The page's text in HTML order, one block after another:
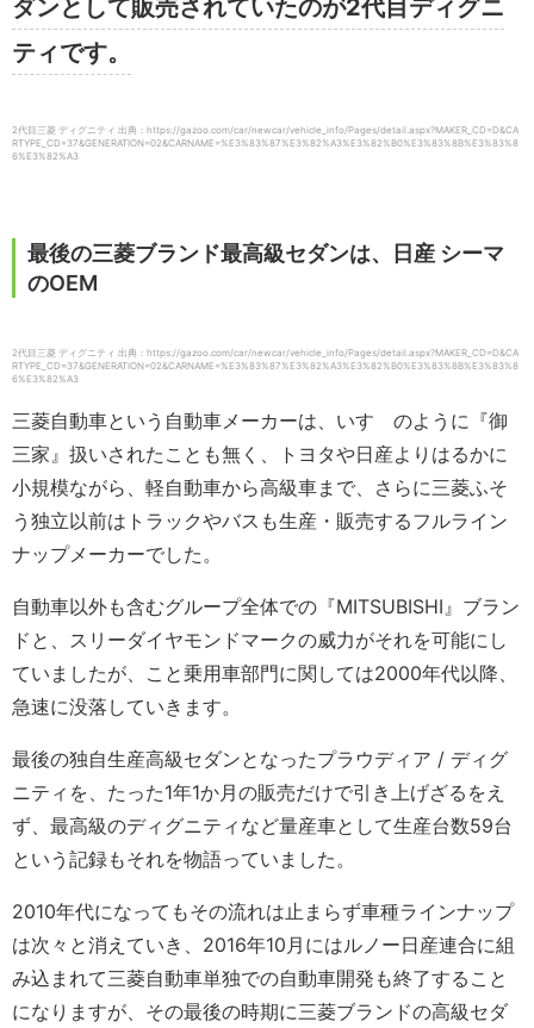
ダンとして販売されていたのが2代目ディグニ
ティです。
2代目三菱 ディグニティ 出典：https://gazoo.com/car/newcar/vehicle_info/Pages/detail.aspx?MAKER_CD=D&CA
RTYPE_CD=37&GENERATION=02&CARNAME=%E3%83%87%E3%82%A3%E3%82%B0%E3%83%8B%E3%83%8
6%E3%82%A3
最後の三菱ブランド最高級セダンは、日産 シーマ
のOEM
2代目三菱 ディグニティ 出典：https://gazoo.com/car/newcar/vehicle_info/Pages/detail.aspx?MAKER_CD=D&CA
RTYPE_CD=37&GENERATION=02&CARNAME=%E3%83%87%E3%82%A3%E3%82%B0%E3%83%8B%E3%83%8
6%E3%82%A3
三菱自動車という自動車メーカーは、いすゞのように『御
三家』扱いされたことも無く、トヨタや日産よりはるかに
小規模ながら、軽自動車から高級車まで、さらに三菱ふそ
う独立以前はトラックやバスも生産・販売するフルライン
ナップメーカーでした。
自動車以外も含むグループ全体での『MITSUBISHI』ブラン
ドと、スリーダイヤモンドマークの威力がそれを可能にし
ていましたが、こと乗用車部門に関しては2000年代以降、
急速に没落していきます。
最後の独自生産高級セダンとなったプラウディア / ディグ
ニティを、たった1年1か月の販売だけで引き上げざるをえ
ず、最高級のディグニティなど量産車として生産台数59台
という記録もそれを物語っていました。
2010年代になってもその流れは止まらず車種ラインナップ
は次々と消えていき、2016年10月にはルノー日産連合に組
み込まれて三菱自動車単独での自動車開発も終了すること
になりますが、その最後の時期に三菱ブランドの高級セダ